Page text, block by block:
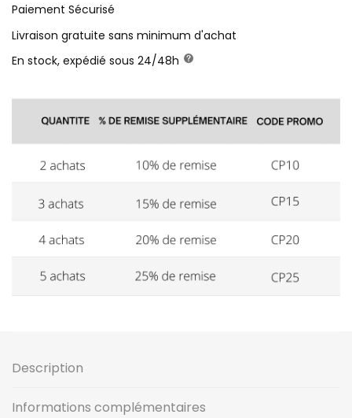
Paiement Sécurisé
Livraison gratuite sans minimum d'achat
En stock, expédié sous 24/48h
Description
Informations complémentaires